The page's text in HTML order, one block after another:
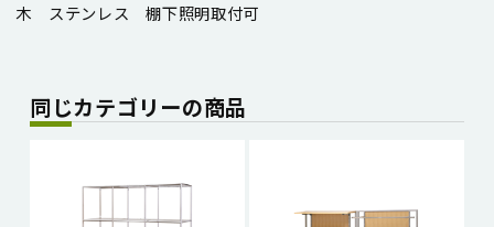
木 ステンレス 棚下照明取付可
同じカテゴリーの商品